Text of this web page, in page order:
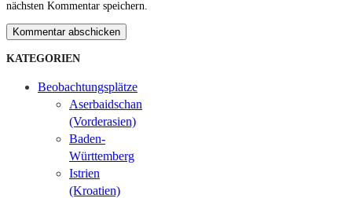
nächsten Kommentar speichern.
Kommentar abschicken
KATEGORIEN
Beobachtungsplätze
Aserbaidschan
(Vorderasien)
Baden-
Württemberg
Istrien
(Kroatien)